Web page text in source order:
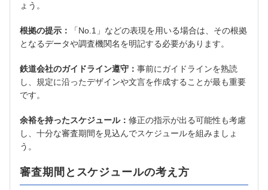
ょう。
根拠の提示：
「No.1」などの表現を用いる場合は、その根拠
となるデータや調査機関名を明記する必要があります。
鉄道会社のガイドライン遵守： 事前にガイドラインを熟読
し、規定に沿ったデザインや文言を作成することが最も重要
です。
余裕を持ったスケジュール： 修正の指示が出る可能性も考慮
し、十分な審査期間を見込んでスケジュールを組みましょ
う。
審査期間とスケジュールの考え方